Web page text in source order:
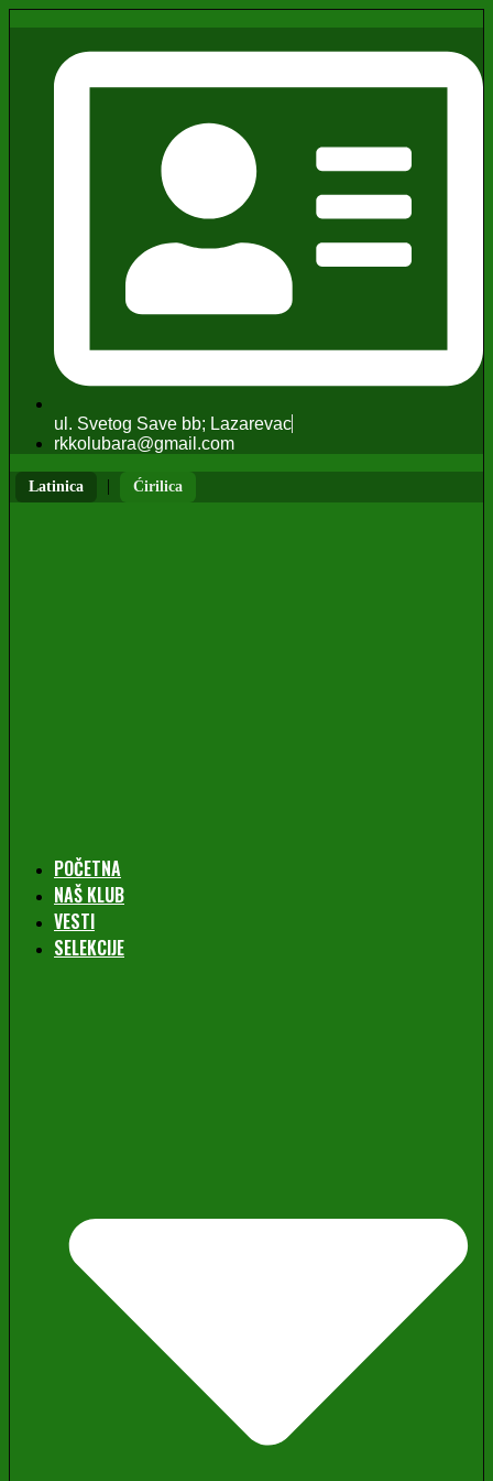
ul. Svetog Save bb; Lazarevac
rkkolubara@gmail.com
Latinica | Ćirilica
POČETNA
NAŠ KLUB
VESTI
SELEKCIJE